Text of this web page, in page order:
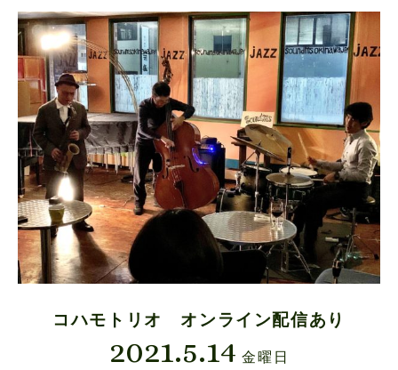
コハモトリオ オンライン配信あり
2021.5.14 金曜日